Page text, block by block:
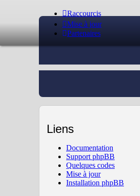
Raccourcis
Mise à jour
Partenaires
Liens
Documentation
Support phpBB
Quelques codes
Mise à jour
Installation phpBB